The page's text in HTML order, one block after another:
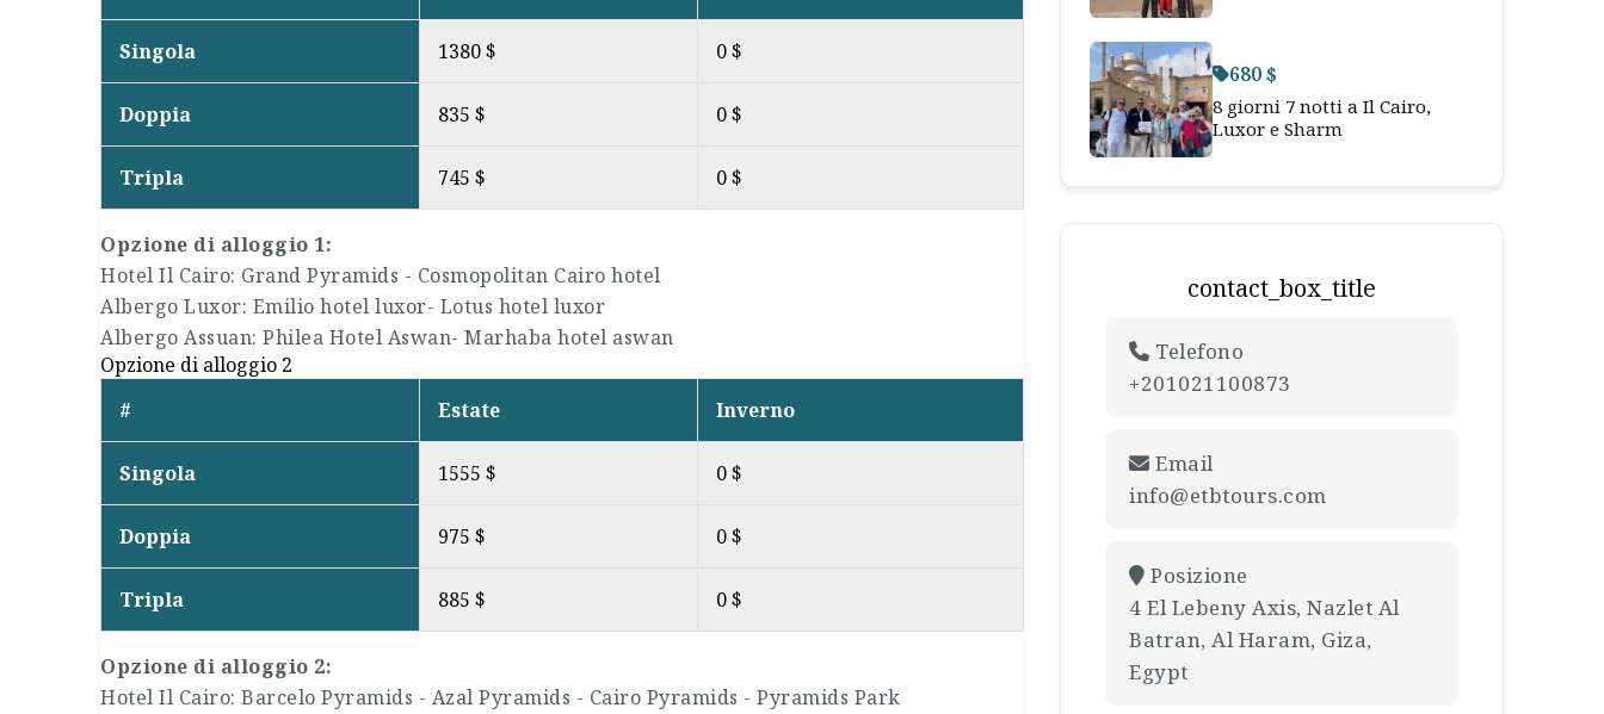
Singola 1380 $ 0 $
Doppia 835 $ 0 $
Tripla 745 $ 0 $
Opzione di alloggio 1:
Hotel Il Cairo: Grand Pyramids - Cosmopolitan Cairo hotel
Albergo Luxor: Emilio hotel luxor- Lotus hotel luxor
Albergo Assuan: Philea Hotel Aswan- Marhaba hotel aswan
Opzione di alloggio 2
#
Estate Inverno
Singola 1555 $ 0 $
Doppia 975 $ 0 $
Tripla 885 $ 0 $
Opzione di alloggio 2:
Hotel Il Cairo: Barcelo Pyramids - Azal Pyramids - Cairo Pyramids - Pyramids Park
680 $
8 giorni 7 notti a Il Cairo,
Luxor e Sharm
contact_box_title
Telefono
+201021100873
Email
info@etbtours.com
Posizione
4 El Lebeny Axis, Nazlet Al
Batran, Al Haram, Giza,
Egypt